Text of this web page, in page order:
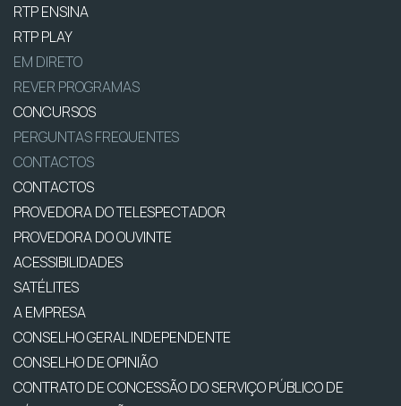
RTP ENSINA
RTP PLAY
EM DIRETO
REVER PROGRAMAS
CONCURSOS
PERGUNTAS FREQUENTES
CONTACTOS
CONTACTOS
PROVEDORA DO TELESPECTADOR
PROVEDORA DO OUVINTE
ACESSIBILIDADES
SATÉLITES
A EMPRESA
CONSELHO GERAL INDEPENDENTE
CONSELHO DE OPINIÃO
CONTRATO DE CONCESSÃO DO SERVIÇO PÚBLICO DE